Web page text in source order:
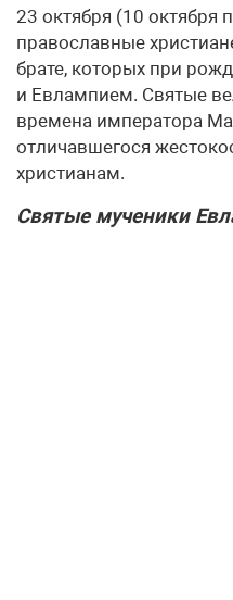
23 октября (10 октября
православные
брате, которых при
и Евлампием. Святые
времена императора
отличавшегося
христианам.
Святые мученики